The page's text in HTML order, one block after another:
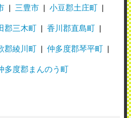
三豊市 小豆郡土庄町
郡三木町 香川郡直島町
郡綾川町 仲多度郡琴平町
多度郡まんのう町